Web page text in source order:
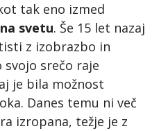
tak eno izmed
svetu. Še 15 let nazaj
z izobrazbo in
svojo srečo raje
je bila možnost
Danes temu ni več
izropana, težje je z